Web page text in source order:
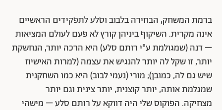
ברמת המשחק, הבחירה בלבוב וסלע לתפקידים הראשיים
אינה מקרית. השיקוף ביניהן קורץ לא פעם לעולם המציאות
– דנה (שמגולמת ע"י רותם סלע) היא הרכה יותר, הנחשקת
יותר, זו שקל לה יותר להנגיש את עצמה (למרות האישיוז
שיש גם לה, כמובן); מורי (נעמי לבוב) היא כמו השחקנית
שמגלמת אותה, יותר קוצנית, יותר צינית וגם יותר
מצחיקה. הפוקוס שלי היה דווקא על רותם סלע – מישהי